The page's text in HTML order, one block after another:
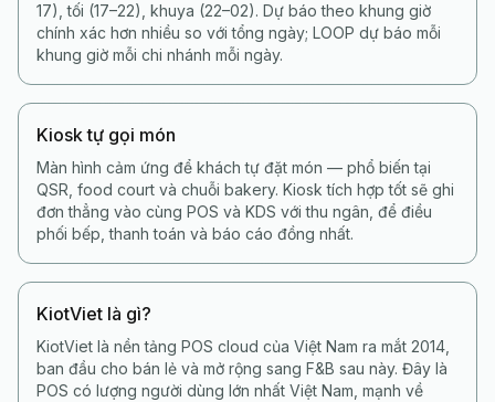
17), tối (17–22), khuya (22–02). Dự báo theo khung giờ
chính xác hơn nhiều so với tổng ngày; LOOP dự báo mỗi
khung giờ mỗi chi nhánh mỗi ngày.
Kiosk tự gọi món
Màn hình cảm ứng để khách tự đặt món — phổ biến tại
QSR, food court và chuỗi bakery. Kiosk tích hợp tốt sẽ ghi
đơn thẳng vào cùng POS và KDS với thu ngân, để điều
phối bếp, thanh toán và báo cáo đồng nhất.
KiotViet là gì?
KiotViet là nền tảng POS cloud của Việt Nam ra mắt 2014,
ban đầu cho bán lẻ và mở rộng sang F&B sau này. Đây là
POS có lượng người dùng lớn nhất Việt Nam, mạnh về